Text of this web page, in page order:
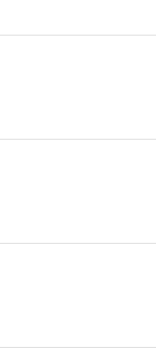
Sızma Zeytinyağı